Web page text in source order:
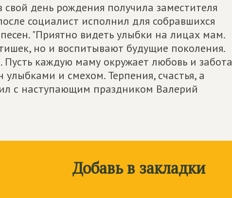
день рождения получила заместителя
социалист исполнил для собравшихся
"Приятно видеть улыбки на лицах мам.
но и воспитывают будущие поколения.
Пусть каждую маму окружает любовь и забота
и смехом. Терпения, счастья, а
с наступающим праздником Валерий
Добавь в закладки